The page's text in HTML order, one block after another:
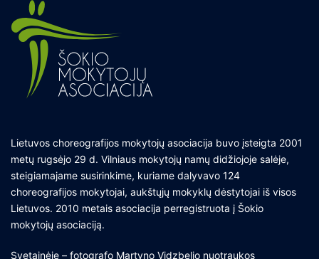
Lietuvos choreografijos mokytojų asociacija buvo įsteigta 2001
metų rugsėjo 29 d. Vilniaus mokytojų namų didžiojoje salėje,
steigiamajame susirinkime, kuriame dalyvavo 124
choreografijos mokytojai, aukštųjų mokyklų dėstytojai iš visos
Lietuvos. 2010 metais asociacija perregistruota į Šokio
mokytojų asociaciją.
Svetainėje – fotografo Martyno Vidzbelio nuotraukos